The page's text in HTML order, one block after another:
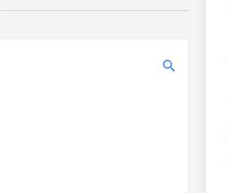
xuất halogen -
- carboxylic